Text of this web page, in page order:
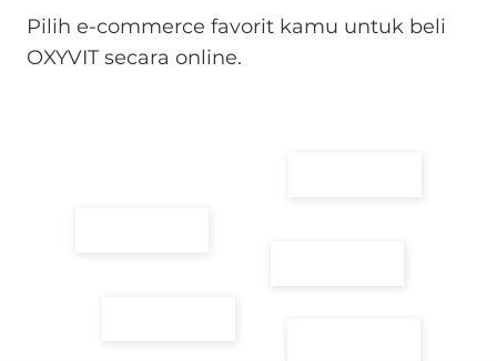
Pilih e-commerce favorit kamu untuk beli
OXYVIT secara online.